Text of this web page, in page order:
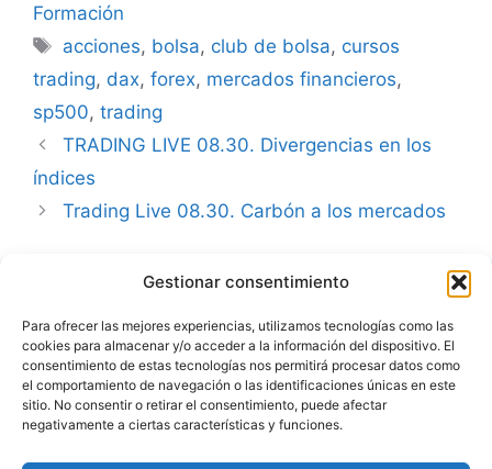
Gestionar consentimiento
Para ofrecer las mejores experiencias, utilizamos tecnologías como las
cookies para almacenar y/o acceder a la información del dispositivo. El
consentimiento de estas tecnologías nos permitirá procesar datos como
el comportamiento de navegación o las identificaciones únicas en este
sitio. No consentir o retirar el consentimiento, puede afectar
negativamente a ciertas características y funciones.
Formación
Etiquetas
acciones, bolsa, club de bolsa, cursos
trading, dax, forex, mercados financieros,
sp500, trading
TRADING LIVE 08.30. Divergencias en los
índices
Trading Live 08.30. Carbón a los mercados
Advertencia
Política de privacidad
Aviso legal
Política de cookies